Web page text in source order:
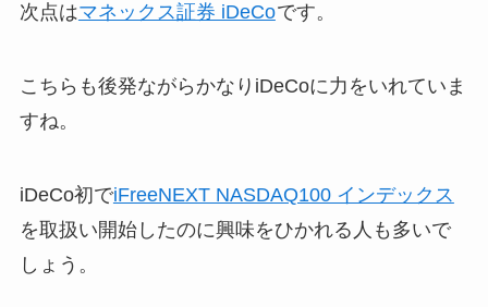
次点はマネックス証券 iDeCoです。
こちらも後発ながらかなりiDeCoに力をいれていま
すね。
iDeCo初でiFreeNEXT NASDAQ100 インデックス
を取扱い開始したのに興味をひかれる人も多いで
しょう。